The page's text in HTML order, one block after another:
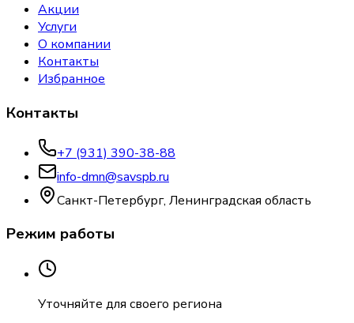
Акции
Услуги
О компании
Контакты
Избранное
Контакты
+7 (931) 390-38-88
info-dmn@savspb.ru
Санкт-Петербург, Ленинградская область
Режим работы
Уточняйте для своего региона